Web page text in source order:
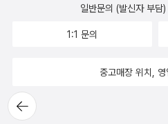
뒤로가
기
일반문의 (발신자 부담)
1:1 문의
중고매장 위치, 영